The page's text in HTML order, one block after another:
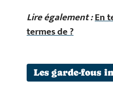
Lire également :En
termes de ?
Les garde-fous